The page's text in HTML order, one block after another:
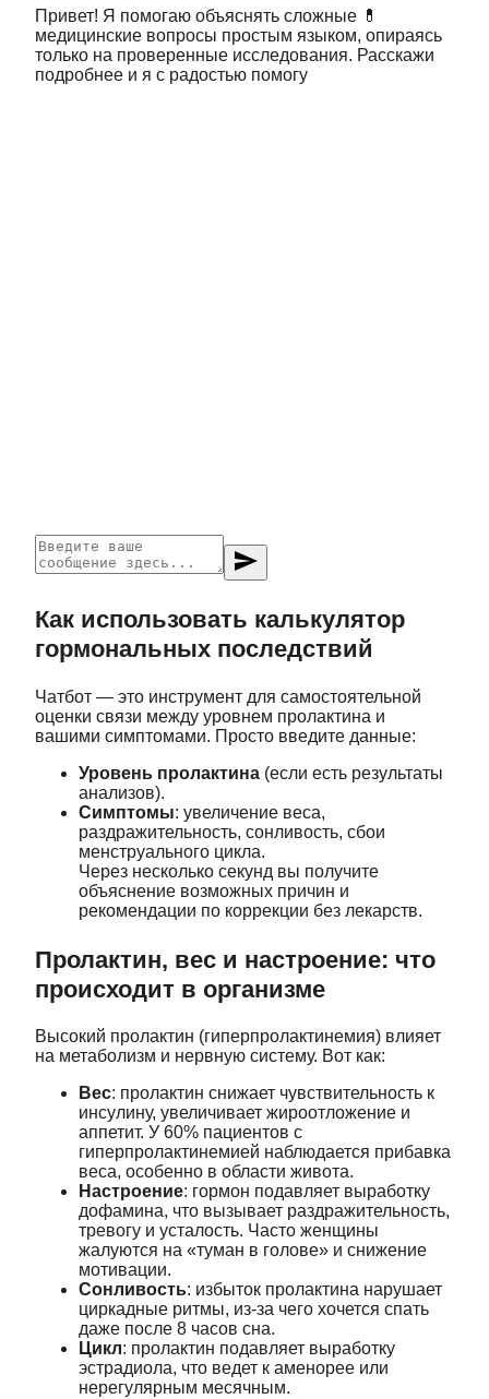
Привет! Я помогаю объяснять сложные 💊
медицинские вопросы простым языком, опираясь
только на проверенные исследования. Расскажи
подробнее и я с радостью помогу
send
Как использовать калькулятор
гормональных последствий
Чатбот — это инструмент для самостоятельной
оценки связи между уровнем пролактина и
вашими симптомами. Просто введите данные:
Уровень пролактина (если есть результаты
анализов).
Симптомы: увеличение веса,
раздражительность, сонливость, сбои
менструального цикла.
Через несколько секунд вы получите
объяснение возможных причин и
рекомендации по коррекции без лекарств.
Пролактин, вес и настроение: что
происходит в организме
Высокий пролактин (гиперпролактинемия) влияет
на метаболизм и нервную систему. Вот как:
Вес: пролактин снижает чувствительность к
инсулину, увеличивает жироотложение и
аппетит. У 60% пациентов с
гиперпролактинемией наблюдается прибавка
веса, особенно в области живота.
Настроение: гормон подавляет выработку
дофамина, что вызывает раздражительность,
тревогу и усталость. Часто женщины
жалуются на «туман в голове» и снижение
мотивации.
Сонливость: избыток пролактина нарушает
циркадные ритмы, из-за чего хочется спать
даже после 8 часов сна.
Цикл: пролактин подавляет выработку
эстрадиола, что ведет к аменорее или
нерегулярным месячным.